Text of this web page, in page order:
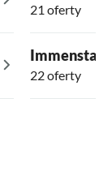
21 oferty
Immenstadt
22 oferty